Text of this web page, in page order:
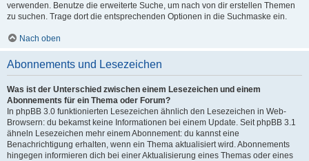
verwenden. Benutze die erweiterte Suche, um nach von dir erstellen Themen
zu suchen. Trage dort die entsprechenden Optionen in die Suchmaske ein.
Nach oben
Abonnements und Lesezeichen
Was ist der Unterschied zwischen einem Lesezeichen und einem
Abonnements für ein Thema oder Forum?
In phpBB 3.0 funktionierten Lesezeichen ähnlich den Lesezeichen in Web-
Browsern: du bekamst keine Informationen bei einem Update. Seit phpBB 3.1
ähneln Lesezeichen mehr einem Abonnement: du kannst eine
Benachrichtigung erhalten, wenn ein Thema aktualisiert wird. Abonnements
hingegen informieren dich bei einer Aktualisierung eines Themas oder eines